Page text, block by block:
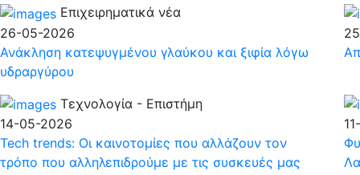
Επιχειρηματικά νέα
26-05-2026
Ανάκληση κατεψυγμένου γλαύκου και ξιφία λόγω
υδραργύρου
Τεχνολογία - Επιστήμη
14-05-2026
Tech trends: Οι καινοτομίες που αλλάζουν τον
τρόπο που αλληλεπιδρούμε με τις συσκευές μας